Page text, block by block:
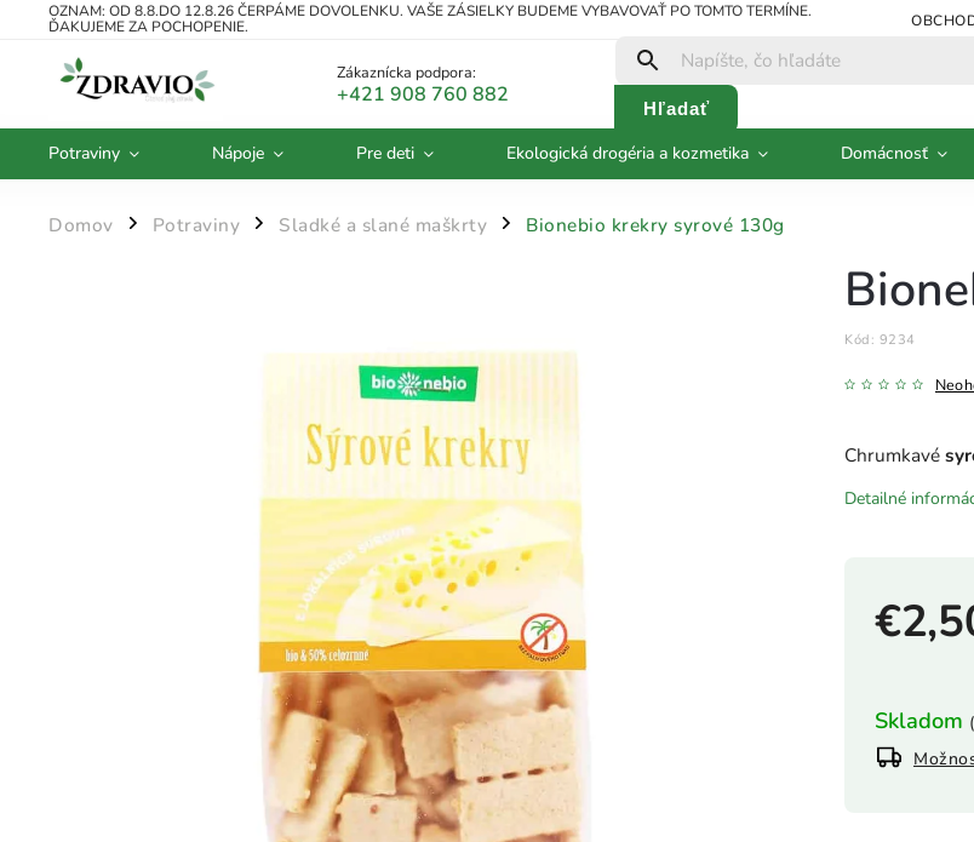
OZNAM: OD 8.8.DO 12.8.26 ČERPÁME DOVOLENKU. VAŠE ZÁSIELKY BUDEME VYBAVOVAŤ PO TOMTO TERMÍNE.
ĎAKUJEME ZA POCHOPENIE.
Zákaznícka podpora:
+421 908 760 882
Hľadať
Potraviny Nápoje Pre deti Ekologická drogéria a kozmetika Domácnosť
Domov / Potraviny / Sladké a slané maškrty / Bionebio krekry syrové 130g
Skladom
Kód: 9234
Chrumkavé
Detailné